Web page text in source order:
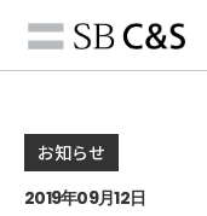
お知らせ
2019年09月12日